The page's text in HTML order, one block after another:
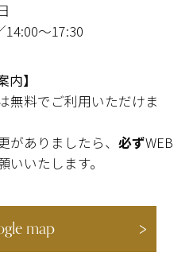
～17:30
】
無料でご利用いただけま
がありましたら、必ずWEB
いたします。
map